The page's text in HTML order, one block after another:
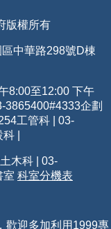
版權所有
中華路298號D棟
8:00至12:00 下午
3865400#4333企劃
工管科 | 03-
|
木科 | 03-
室 科室分機表
歡迎多加利用1999專